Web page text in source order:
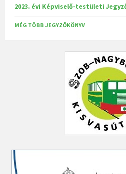
2023. évi Képviselő-testületi
MÉG TÖBB JEGYZŐKÖNYV